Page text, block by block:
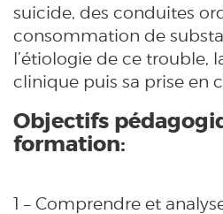
suicide, des conduites
consommation de
l’étiologie de ce trouble,
clinique puis sa prise en
Objectifs
formation:
1 – Comprendre et